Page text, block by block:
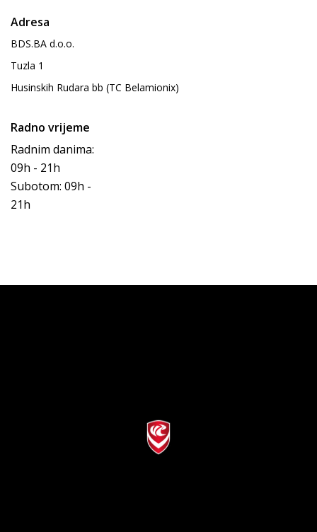
Adresa
BDS.BA d.o.o.
Tuzla 1
Husinskih Rudara bb (TC Belamionix)
Radno vrijeme
Radnim danima:
09h - 21h
Subotom: 09h -
21h